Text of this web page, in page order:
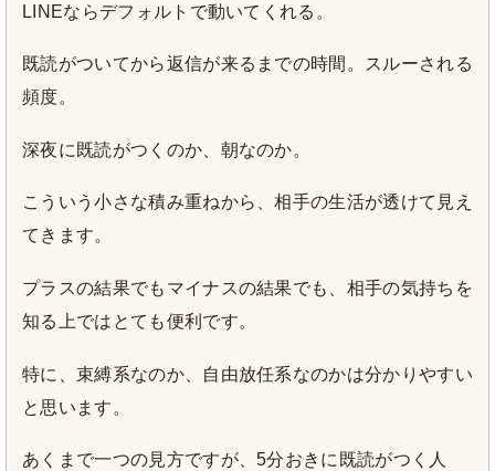
LINEならデフォルトで動いてくれる。
既読がついてから返信が来るまでの時間。スルーされる
頻度。
深夜に既読がつくのか、朝なのか。
こういう小さな積み重ねから、相手の生活が透けて見え
てきます。
プラスの結果でもマイナスの結果でも、相手の気持ちを
知る上ではとても便利です。
特に、束縛系なのか、自由放任系なのかは分かりやすい
と思います。
あくまで一つの見方ですが、5分おきに既読がつく人